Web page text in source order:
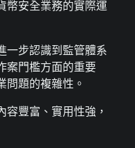
幣安全業務的實際運
一步認識到監管體系
案門檻方面的重要
問題的複雜性。
容豐富、實用性強，